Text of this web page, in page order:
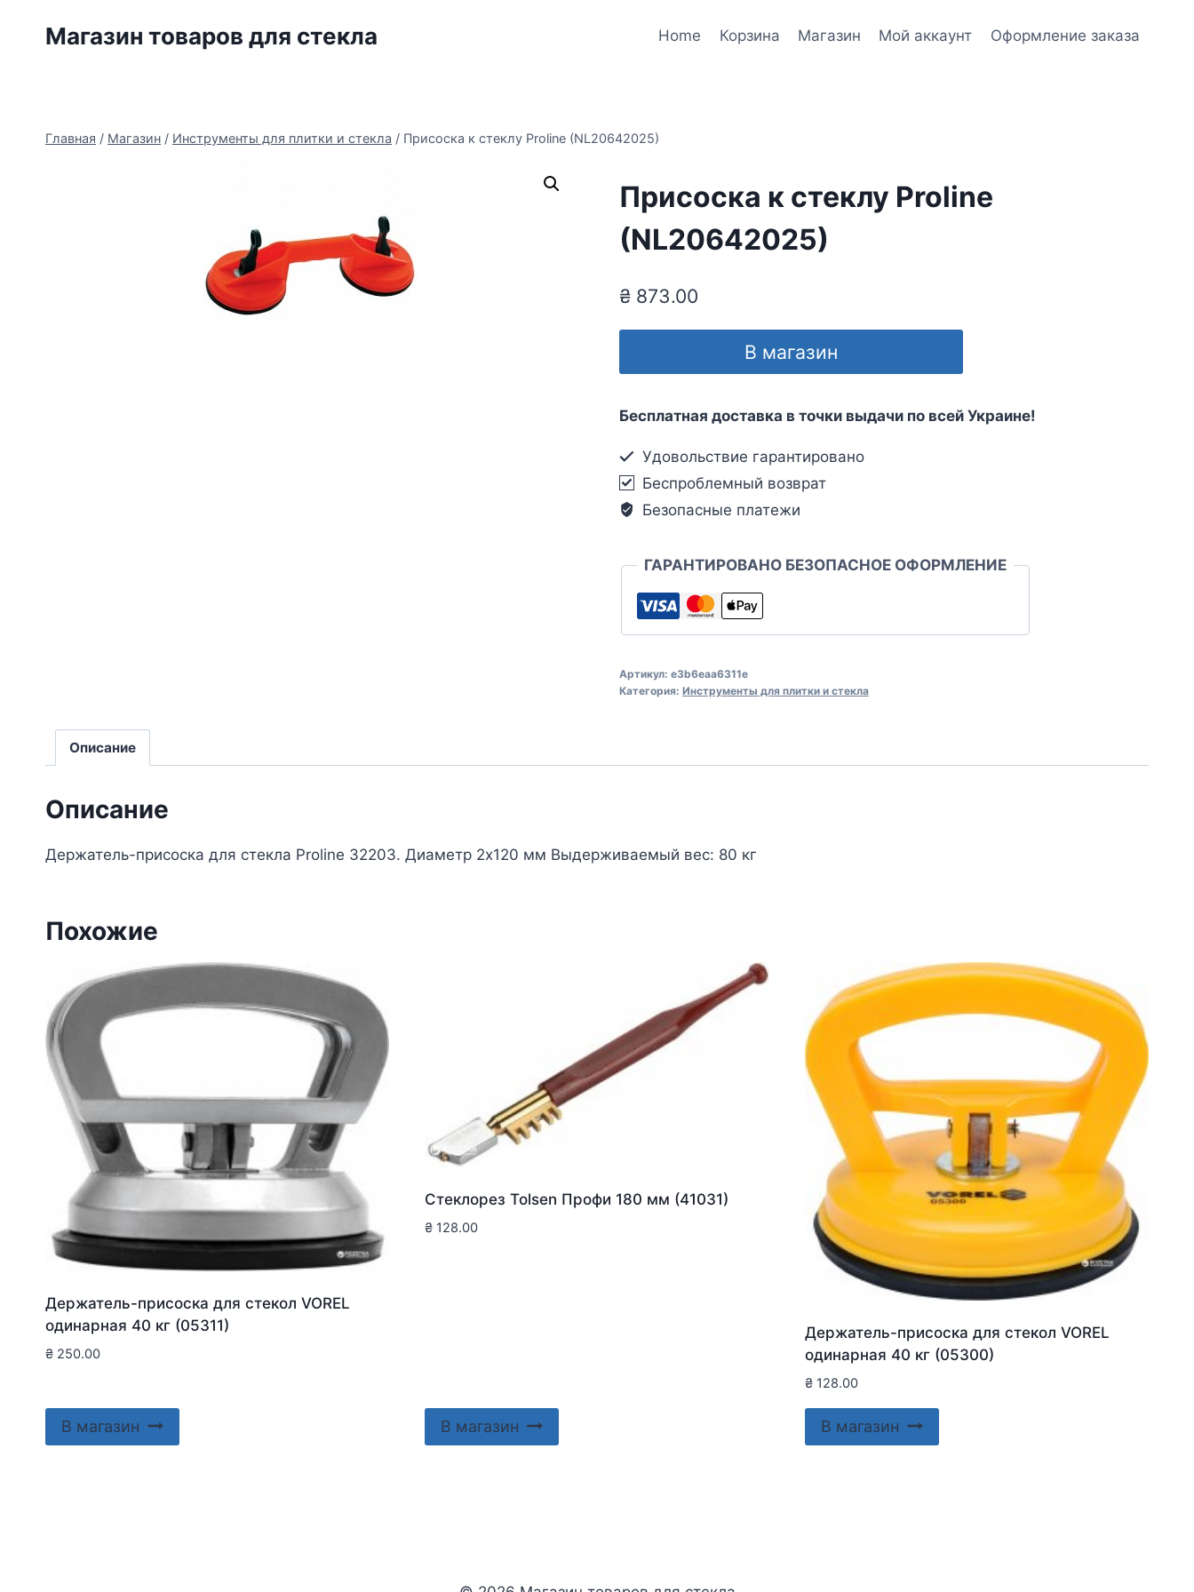
Магазин товаров для стекла Home Корзина Магазин Мой аккаунт Оформление заказа
Главная / Магазин / Инструменты для плитки и стекла / Присоска к стеклу Proline (NL20642025)
Присоска к стеклу Proline
(NL20642025)
₴873.00
В магазин
Бесплатная доставка в точки выдачи по всей Украине!
Удовольствие гарантировано
Беспроблемный возврат
Безопасные платежи
ГАРАНТИРОВАНО БЕЗОПАСНОЕ ОФОРМЛЕНИЕ
Артикул: e3b6eaa6311e
Категория: Инструменты для плитки и стекла
Описание
Описание
Держатель-присоска для стекла Proline 32203. Диаметр 2х120 мм Выдерживаемый вес: 80 кг
Похожие
Держатель-присоска для стекол VOREL
одинарная 40 кг (05311)
₴ 250.00
В магазин
Стеклорез Tolsen Профи 180 мм (41031)
₴ 128.00
В магазин
Держатель-присоска для стекол VOREL
одинарная 40 кг (05300)
₴128.00
В магазин